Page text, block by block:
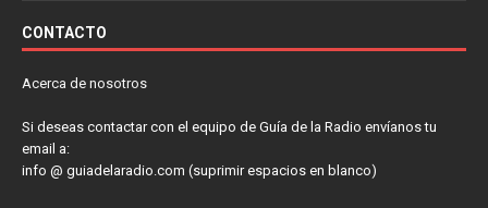
CONTACTO
Acerca de nosotros
Si deseas contactar con el equipo de Guía de la Radio envíanos tu
email a:
info @ guiadelaradio.com (suprimir espacios en blanco)